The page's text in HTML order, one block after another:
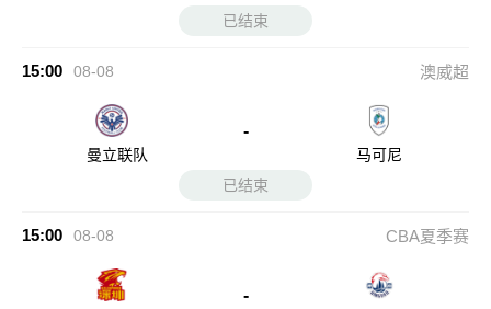
已结束
15:00 08-08 澳威超
曼立联队
-
马可尼
已结束
15:00 08-08 CBA夏季赛
-